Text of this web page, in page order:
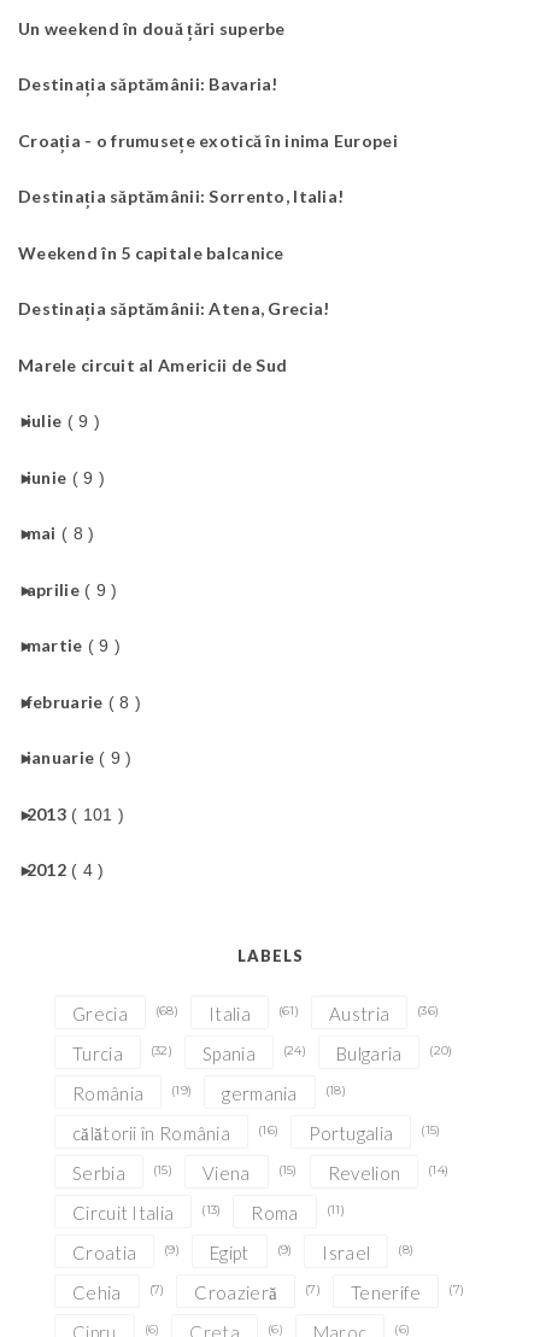
Un weekend în două țări superbe
Destinația săptămânii: Bavaria!
Croația - o frumusețe exotică în inima Europei
Destinația săptămânii: Sorrento, Italia!
Weekend în 5 capitale balcanice
Destinația săptămânii: Atena, Grecia!
Marele circuit al Americii de Sud
►
iulie ( 9 )
►
iunie ( 9 )
►
mai ( 8 )
►
aprilie ( 9 )
►
martie ( 9 )
►
februarie ( 8 )
►
ianuarie ( 9 )
►
2013 ( 101 )
►
2012 ( 4 )
LABELS
Grecia (68) Italia (61) Austria (36)
Turcia (32) Spania (24) Bulgaria (20)
România (19) germania (18)
călătorii în România (16) Portugalia (15)
Serbia (15) Viena (15) Revelion (14)
Circuit Italia (13) Roma (11)
Croatia (9) Egipt (9) Israel (8)
Cehia (7) Croazieră (7) Tenerife (7)
Cipru (6) Creta (6) Maroc (6)